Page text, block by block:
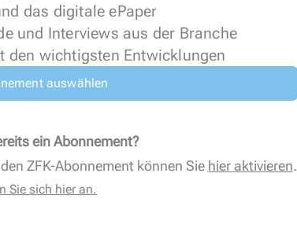
das digitale ePaper
und Interviews aus der Branche
wichtigsten Entwicklungen
auswählen
ein Abonnement?
ZFK-Abonnement können Sie hier aktivieren.
Sie sich hier an.